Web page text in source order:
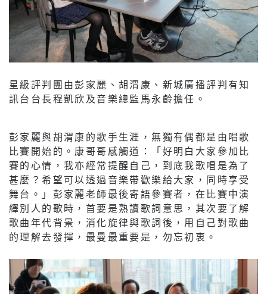
星級評判團由彭家麗、胡渭康、新城廣播評判有知
訊台台長程凱欣及音樂總監馬永齡擔任。
彭家麗與胡渭康的歌手生涯，無獨有偶都是由唱歌
比賽開始的。康哥哥感觸道：「好明白大家參加比
賽的心情，我亦經常提醒自己，到底我歌唱是為了
甚麼？希望可以透過音樂帶歡樂給大家，同時享受
舞台。」彭家麗老師最後寄語參賽者，在比賽中演
繹別人的歌時，首要是熟讀歌詞意思，其次要了解
歌曲年代背景，消化旋律與歌詞後，用自己對歌曲
的理解去發揮，最曼最重要是，勿忘初衷。